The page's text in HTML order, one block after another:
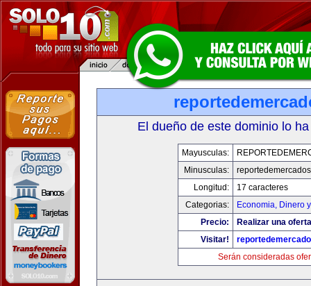
El dueño de este dominio lo
Mayusculas:
Minusculas:
Longitud:
17 caracteres
Categorias:
Economia, Dinero
Precio:
Realizar una
Visitar!
Serán consideradas